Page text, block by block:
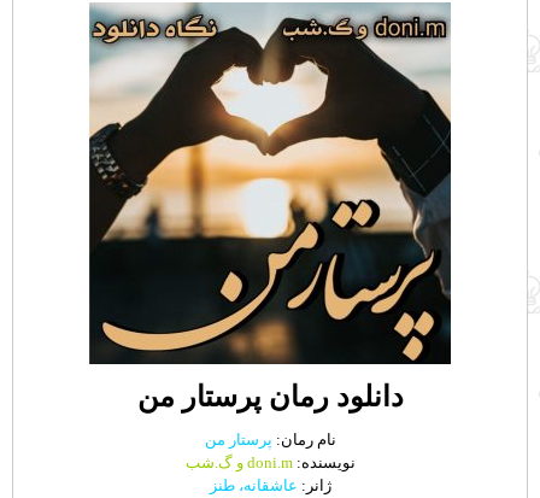
دانلود رمان پرستار من
نام رمان: پرستار من
نویسنده:doni.m و گ.شب
ژانر: عاشقانه، طنز